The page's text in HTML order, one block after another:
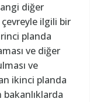
diğer
ilgili bir
planda
ve diğer
ve
ikinci planda